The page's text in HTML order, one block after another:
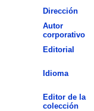
Dirección
Autor
corporativo
Editorial
Idioma
Editor de la
colección